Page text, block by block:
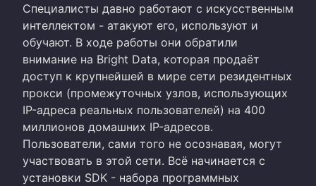
Специалисты давно работают с искусственным
интеллектом - атакуют его, используют и
обучают. В ходе работы они обратили
внимание на Bright Data, которая продаёт
доступ к крупнейшей в мире сети резидентных
прокси (промежуточных узлов, использующих
IP-адреса реальных пользователей) на 400
миллионов домашних IP-адресов.
Пользователи, сами того не осознавая, могут
участвовать в этой сети. Всё начинается с
установки SDK - набора программных